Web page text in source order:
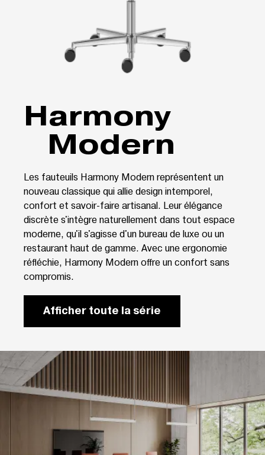
Harmony
Modern
Les fauteuils Harmony Modern représentent un
nouveau classique qui allie design intemporel,
confort et savoir-faire artisanal. Leur élégance
discrète s'intègre naturellement dans tout espace
moderne, qu'il s'agisse d'un bureau de luxe ou un
restaurant haut de gamme. Avec une ergonomie
réfléchie, Harmony Modern offre un confort sans
compromis.
Afficher toute la série